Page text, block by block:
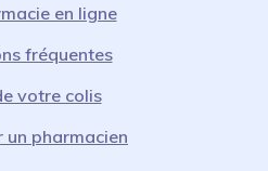
en ligne
fréquentes
votre colis
un pharmacien